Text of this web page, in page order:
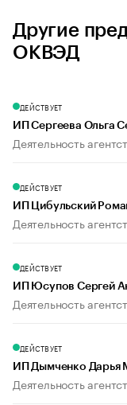
Другие
ОКВЭД
ДЕЙСТВУЕТ
ИП Сергеева Ольга
Деятельность
ДЕЙСТВУЕТ
ИП Цибульский
Деятельность
ДЕЙСТВУЕТ
ИП Юсупов Сергей
Деятельность
ДЕЙСТВУЕТ
ИП Дымченко Дарья
Деятельность